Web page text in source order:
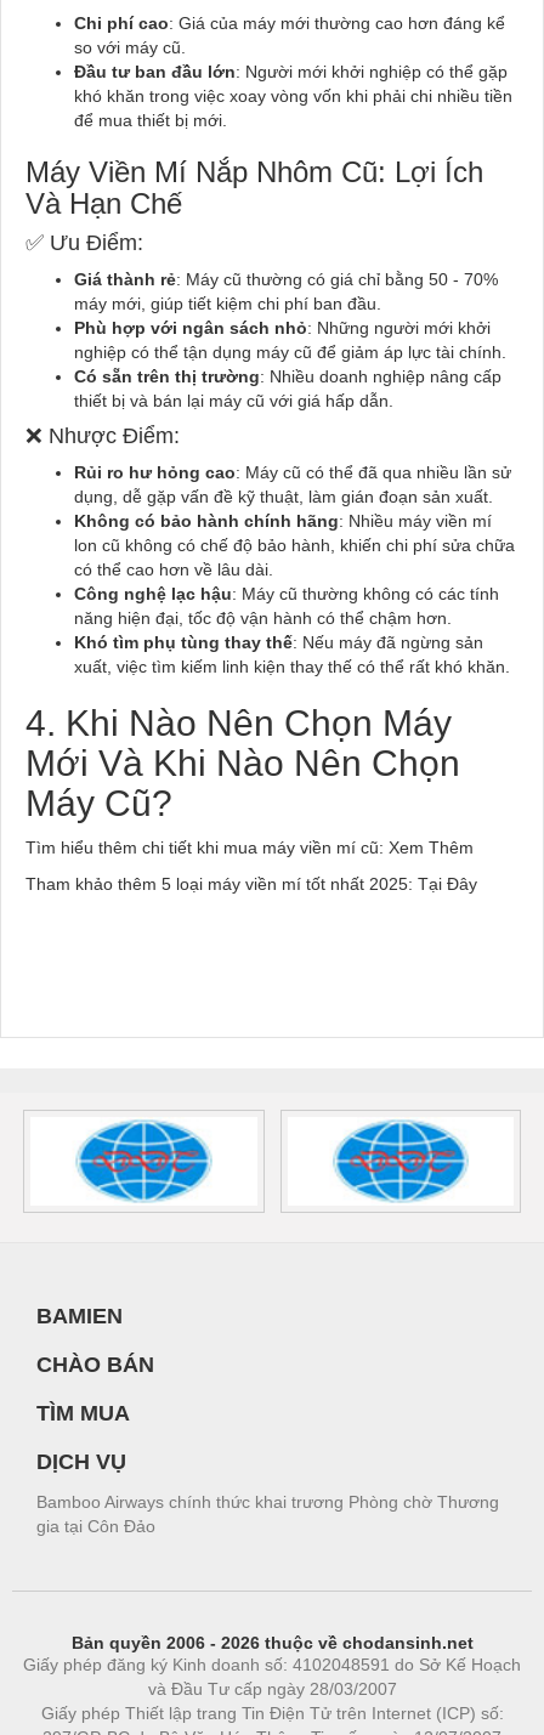
Chi phí cao: Giá của máy mới thường cao hơn đáng kể
so với máy cũ.
Đầu tư ban đầu lớn: Người mới khởi nghiệp có thể gặp
khó khăn trong việc xoay vòng vốn khi phải chi nhiều tiền
để mua thiết bị mới.
Máy Viền Mí Nắp Nhôm Cũ: Lợi Ích
Và Hạn Chế
✅ Ưu Điểm:
Giá thành rẻ: Máy cũ thường có giá chỉ bằng 50 - 70%
máy mới, giúp tiết kiệm chi phí ban đầu.
Phù hợp với ngân sách nhỏ: Những người mới khởi
nghiệp có thể tận dụng máy cũ để giảm áp lực tài chính.
Có sẵn trên thị trường: Nhiều doanh nghiệp nâng cấp
thiết bị và bán lại máy cũ với giá hấp dẫn.
❌ Nhược Điểm:
Rủi ro hư hỏng cao: Máy cũ có thể đã qua nhiều lần sử
dụng, dễ gặp vấn đề kỹ thuật, làm gián đoạn sản xuất.
Không có bảo hành chính hãng: Nhiều máy viền mí
lon cũ không có chế độ bảo hành, khiến chi phí sửa chữa
có thể cao hơn về lâu dài.
Công nghệ lạc hậu: Máy cũ thường không có các tính
năng hiện đại, tốc độ vận hành có thể chậm hơn.
Khó tìm phụ tùng thay thế: Nếu máy đã ngừng sản
xuất, việc tìm kiếm linh kiện thay thế có thể rất khó khăn.
4. Khi Nào Nên Chọn Máy
Mới Và Khi Nào Nên Chọn
Máy Cũ?
Tìm hiểu thêm chi tiết khi mua máy viền mí cũ: Xem Thêm
Tham khảo thêm 5 loại máy viền mí tốt nhất 2025: Tại Đây
BAMIEN
CHÀO BÁN
TÌM MUA
DỊCH VỤ
Bamboo Airways chính thức khai trương Phòng chờ Thương
gia tại Côn Đảo
Bản quyền 2006 - 2026 thuộc về chodansinh.net
Giấy phép đăng ký Kinh doanh số: 4102048591 do Sở Kế Hoạch
và Đầu Tư cấp ngày 28/03/2007
Giấy phép Thiết lập trang Tin Điện Tử trên Internet (ICP) số: